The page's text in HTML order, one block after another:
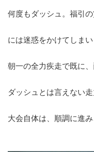
何度もダッシュ。福引
には迷惑をかけてしまい
朝一の全力疾走で既に
ダッシュとは言えない
大会自体は、順調に進